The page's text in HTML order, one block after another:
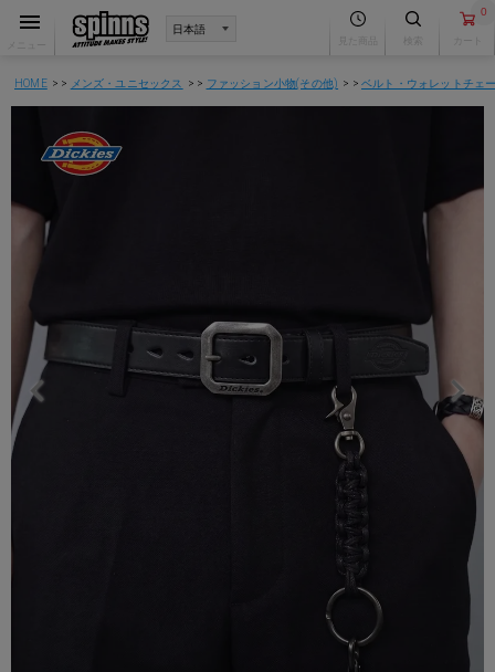
0
HOME メンズ・ユニセックス ファッション小物(その他) ベルト・ウォレットチェ